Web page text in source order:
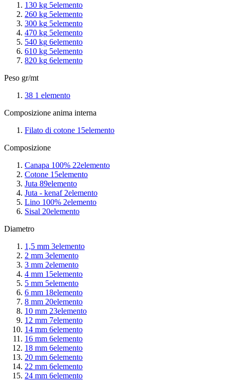
130 kg 5elemento
260 kg 5elemento
300 kg 5elemento
470 kg 5elemento
540 kg 6elemento
610 kg 5elemento
820 kg 6elemento
Peso gr/mt
38 1 elemento
Composizione anima interna
Filato di cotone 15elemento
Composizione
Canapa 100% 22elemento
Cotone 15elemento
Juta 89elemento
Juta - kenaf2elemento
Lino 100% 2elemento
Sisal 20elemento
Diametro
1,5 mm 3elemento
2 mm 3elemento
3 mm 2elemento
4 mm 15elemento
5 mm 5elemento
6 mm 18elemento
8 mm 20elemento
10 mm 23elemento
12 mm 7elemento
14 mm 6elemento
16 mm 6elemento
18 mm 6elemento
20 mm 6elemento
22 mm 6elemento
24 mm 6elemento